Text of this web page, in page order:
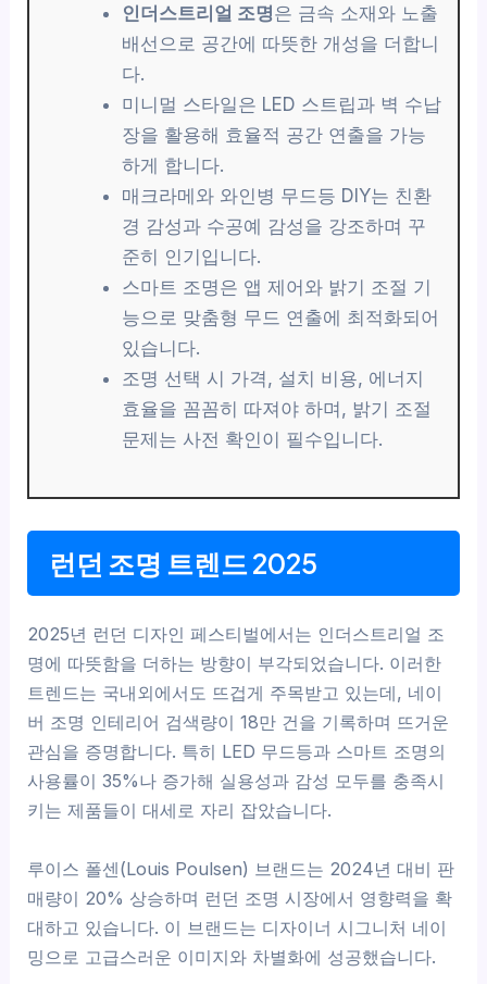
인더스트리얼 조명은 금속 소재와 노출
배선으로 공간에 따뜻한 개성을 더합니
다.
미니멀 스타일은 LED 스트립과 벽 수납
장을 활용해 효율적 공간 연출을 가능
하게 합니다.
매크라메와 와인병 무드등 DIY는 친환
경 감성과 수공예 감성을 강조하며 꾸
준히 인기입니다.
스마트 조명은 앱 제어와 밝기 조절 기
능으로 맞춤형 무드 연출에 최적화되어
있습니다.
조명 선택 시 가격, 설치 비용, 에너지
효율을 꼼꼼히 따져야 하며, 밝기 조절
문제는 사전 확인이 필수입니다.
런던 조명 트렌드 2025
2025년 런던 디자인 페스티벌에서는 인더스트리얼 조
명에 따뜻함을 더하는 방향이 부각되었습니다. 이러한
트렌드는 국내외에서도 뜨겁게 주목받고 있는데, 네이
버 조명 인테리어 검색량이 18만 건을 기록하며 뜨거운
관심을 증명합니다. 특히 LED 무드등과 스마트 조명의
사용률이 35%나 증가해 실용성과 감성 모두를 충족시
키는 제품들이 대세로 자리 잡았습니다.
루이스 폴센(Louis Poulsen) 브랜드는 2024년 대비 판
매량이 20% 상승하며 런던 조명 시장에서 영향력을 확
대하고 있습니다. 이 브랜드는 디자이너 시그니처 네이
밍으로 고급스러운 이미지와 차별화에 성공했습니다.